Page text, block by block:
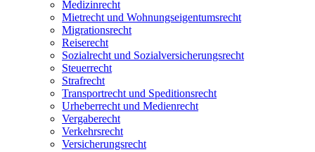
Medizinrecht
Mietrecht und Wohnungseigentumsrecht
Migrationsrecht
Reiserecht
Sozialrecht und Sozialversicherungsrecht
Steuerrecht
Strafrecht
Transportrecht und Speditionsrecht
Urheberrecht und Medienrecht
Vergaberecht
Verkehrsrecht
Versicherungsrecht